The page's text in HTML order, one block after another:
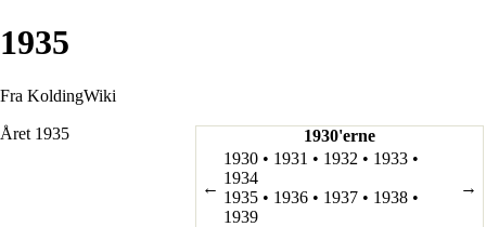
1935
Fra KoldingWiki
1930'erne
←
1930 • 1931 • 1932 • 1933 •
1934
1935 • 1936 • 1937 • 1938 •
1939
→
Året 1935